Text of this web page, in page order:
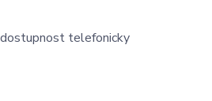
telefonicky